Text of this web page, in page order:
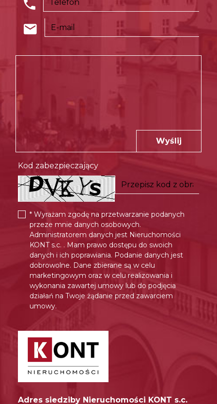
Adres siedziby Nieruchomości KONT s.c.
Wyślij
Kod zabezpieczający
* Wyrażam zgodę na przetwarzanie podanych
przeze mnie danych osobowych.
Administratorem danych jest Nieruchomości
KONT s.c. . Mam prawo dostępu do swoich
danych i ich poprawiania. Podanie danych jest
dobrowolne. Dane zbierane są w celu
marketingowym oraz w celu realizowania i
wykonania zawartej umowy lub do podjęcia
działań na Twoje żądanie przed zawarciem
umowy.